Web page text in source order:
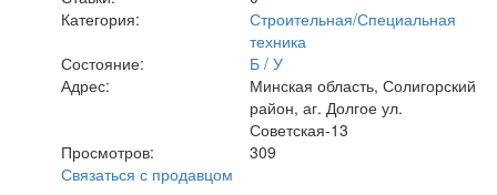
Категория:
Строительная/Специальная
техника
Состояние:
Б / У
Адрес:
Минская область, Солигорский
район, аг. Долгое ул.
Советская-13
Просмотров:
309
Связаться с продавцом